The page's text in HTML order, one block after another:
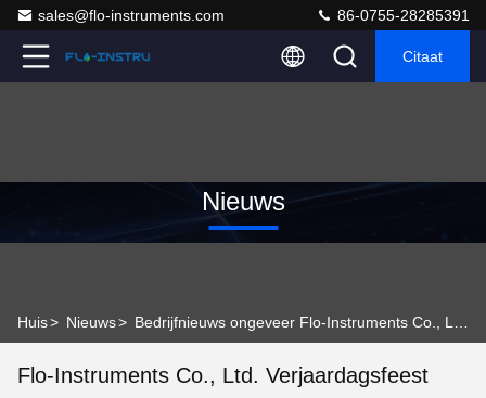
sales@flo-instruments.com 86-0755-28285391
Citaat
Nieuws
Huis> Nieuws>
Flo-Instruments Co., Ltd. Verjaardagsfeest